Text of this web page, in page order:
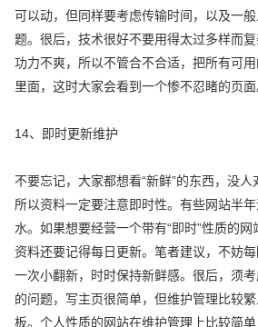
可以动，但同样要考虑传输时间，以及一
题。很后，技术很好不要用得太过多样而
功力不爽，所以不管合不合适，把所有可
里面，这时大家会看到一个惨不忍睹的页面
14、即时更新维护
不要忘记，大家都想看“新鲜”的东西，没人
所以资料一定要注意即时性。有些网站半
水。如果想要经营一个带有“即时”性质的网
资料还要记得每日更新。笔者建议，不妨
一次小翻新，时时保持新鲜感。很后，须
的问题，写主页很简单，但维护管理比较
板。个人性质的网站在维护管理上比较简